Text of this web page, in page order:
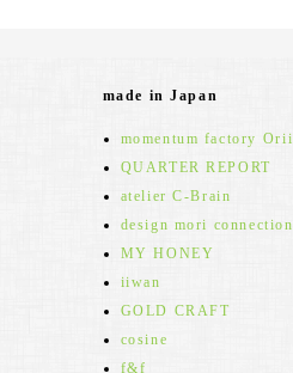
made in Japan
momentum factory Orii
QUARTER REPORT
atelier C-Brain
design mori connection
MY HONEY
iiwan
GOLD CRAFT
cosine
f&f